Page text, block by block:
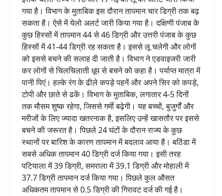
गया है। विभाग के मुताबिक इस दौरान तापमान चार डिग्री तक बढ़
सकता है। ऐसे में येलो अलर्ट जारी किया गया है। दक्षिणी पंजाब के
कुछ हिस्सों में तापमान 44 से 46 डिग्री और उत्तरी पंजाब के कुछ
हिस्सों में 41-44 डिग्री रह सकता है। इससे लू चलेगी और लोगों
को इससे बचने की सलाह दी जाती है। विभाग ने एडवाइजरी जारी
कर लोगों से चिलचिलाती धूप से बचने को कहा है। पर्याप्त मात्रा में
पानी पिएं। हल्के रंग के ढीले कपड़े पहनें और अपने सिर को कपड़े,
टोपी और छाते से ढकें। विभाग के मुताबिक, लगातार 4-5 दिनों
तक मौसम शुष्क रहेगा, जिससे गर्मी बढ़ेगी। यह बच्चों, बुजुर्गों और
मरीजों के लिए ज्यादा खतरनाक है, इसलिए उन्हें खासतौर पर इससे
बचने की जरूरत है। पिछले 24 घंटों के दौरान राज्य के कुछ
स्थानों पर बारिश के कारण तापमान में बदलाव आया है। बठिंडा में
सबसे अधिक तापमान 40 डिग्री दर्ज किया गया। इसी तरह
पटियाला में 39 डिग्री, समराला में 39.1 डिग्री और मोहाली में
37.7 डिग्री तापमान दर्ज किया गया। पिछले कुल औसत
अधिकतम तापमान से 0.5 डिग्री की गिरावट दर्ज की गई है।